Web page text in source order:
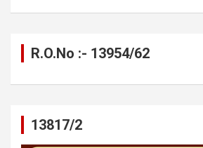
R.O.No :- 13954/62
13817/2